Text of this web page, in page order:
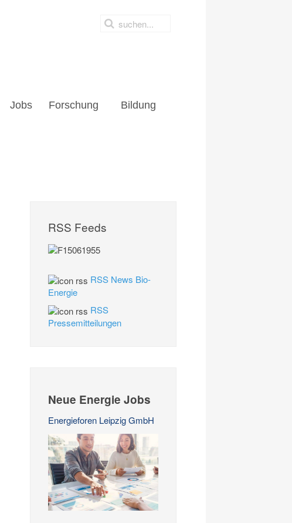
Jobs Forschung Bildung
RSS Feeds
RSS News Bio-
Energie
RSS
Pressemitteilungen
Neue Energie Jobs
Energieforen Leipzig GmbH